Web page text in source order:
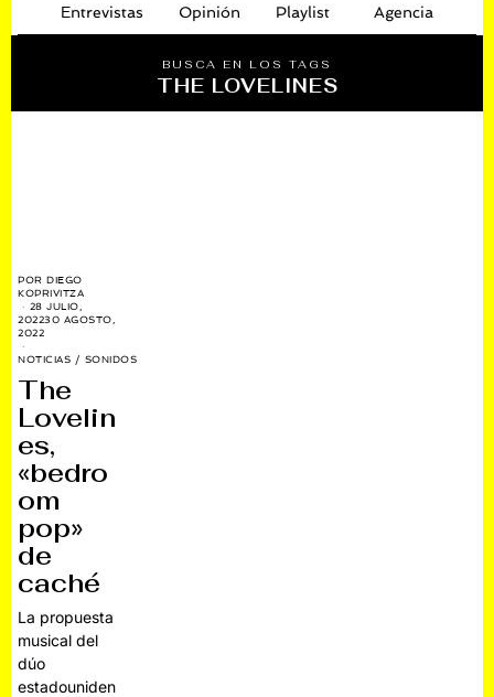
Entrevistas Opinión Playlist Agencia
BUSCA EN LOS TAGS
THE LOVELINES
PORDIEGO
KOPRIVITZA
28 JULIO,
202230 AGOSTO,
2022
NOTICIAS / SONIDOS
The
Lovelin
es,
«bedro
om
pop»
de
caché
La propuesta
musical del
dúo
estadouniden